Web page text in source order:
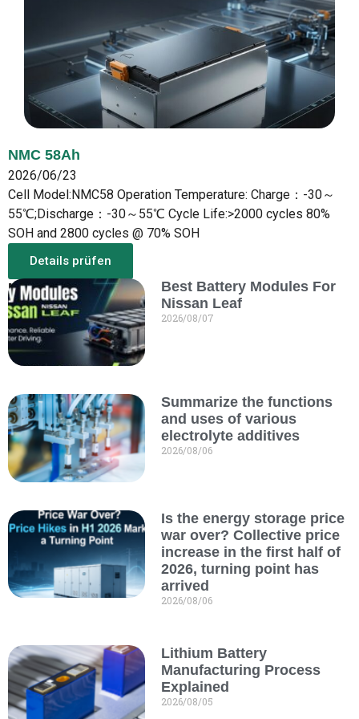
NMC 58Ah
2026/06/23
Cell Model:NMC58 Operation Temperature: Charge：-30～
55℃;Discharge：-30～55℃ Cycle Life:>2000 cycles 80%
SOH and 2800 cycles @ 70% SOH
Details prüfen
Mehr aus dem Neuen
Best Battery Modules For
Nissan Leaf
2026/08/07
Summarize the functions
and uses of various
electrolyte additives
2026/08/06
Is the energy storage price
war over? Collective price
increase in the first half of
2026, turning point has
arrived
2026/08/06
Lithium Battery
Manufacturing Process
Explained
2026/08/05